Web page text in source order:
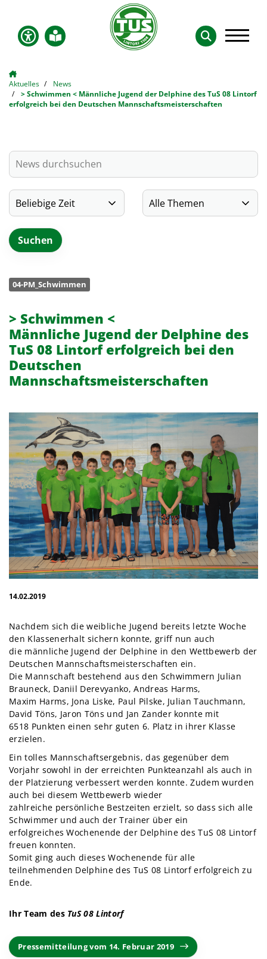
Aktuelles
News
> Schwimmen < Männliche Jugend der Delphine des TuS 08 Lintorf
erfolgreich bei den Deutschen Mannschaftsmeisterschaften
04-PM_Schwimmen
> Schwimmen <
Männliche Jugend der Delphine des
TuS 08 Lintorf erfolgreich bei den
Deutschen
Mannschaftsmeisterschaften
14.02.2019
Nachdem sich die weibliche Jugend bereits letzte Woche
den Klassenerhalt sichern konnte, griff nun auch
die männliche Jugend der Delphine in den Wettbewerb der
Deutschen Mannschaftsmeisterschaften ein.
Die Mannschaft bestehend aus den Schwimmern Julian
Brauneck, Daniil Derevyanko, Andreas Harms,
Maxim Harms, Jona Liske, Paul Pilske, Julian Tauchmann,
David Töns, Jaron Töns und Jan Zander konnte mit
6518 Punkten einen sehr guten 6. Platz in ihrer Klasse
erzielen.
Ein tolles Mannschaftsergebnis, das gegenüber dem
Vorjahr sowohl in der erreichten Punkteanzahl als auch in
der Platzierung verbessert werden konnte. Zudem wurden
auch bei diesem Wettbewerb wieder
zahlreiche persönliche Bestzeiten erzielt, so dass sich alle
Schwimmer und auch der Trainer über ein
erfolgreiches Wochenende der Delphine des TuS 08 Lintorf
freuen konnten.
Somit ging auch dieses Wochenende für alle
teilnehmenden Delphine des TuS 08 Lintorf erfolgreich zu
Ende.
Ihr Team desTuS 08 Lintorf
Pressemitteilung vom 14. Februar 2019